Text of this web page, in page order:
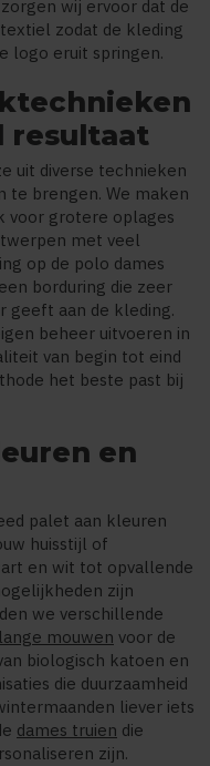
wij ervoor dat de
zodat de kleding
logo eruit springen.
resultaat
uit diverse technieken
te brengen. We maken
voor grotere oplages
met veel
op de polo dames
borduring die zeer
geeft aan de kleding.
beheer uitvoeren in
van begin tot eind
het beste past bij
en
palet aan kleuren
huisstijl of
en wit tot opvallende
zijn
we verschillende
lange mouwen voor de
biologisch katoen en
die duurzaamheid
liever iets
dames truien die
zijn.